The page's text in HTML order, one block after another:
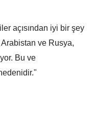
açısından iyi bir şey
ve Rusya,
Bu ve